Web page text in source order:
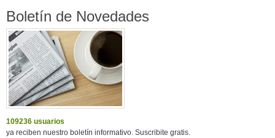
Boletín de Novedades
109236 usuarios
ya reciben nuestro boletín informativo. Suscribite gratis.